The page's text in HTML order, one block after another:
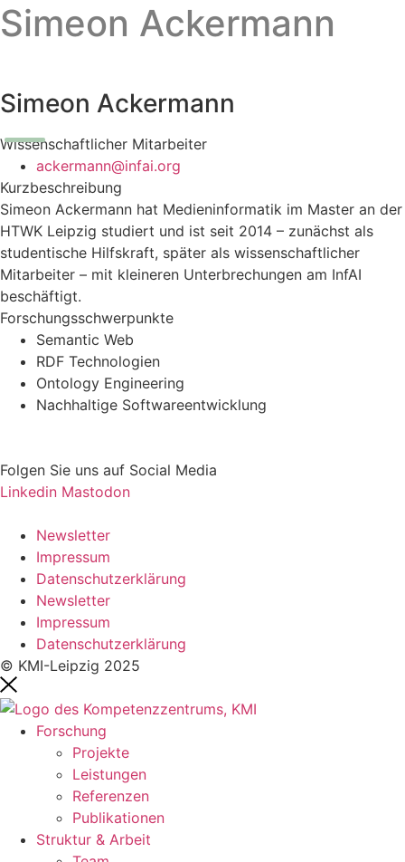
Simeon Ackermann
Simeon Ackermann
Wissenschaftlicher Mitarbeiter
ackermann@infai.org
Kurzbeschreibung
Simeon Ackermann hat Medieninformatik im Master an der
HTWK Leipzig studiert und ist seit 2014 – zunächst als
studentische Hilfskraft, später als wissenschaftlicher
Mitarbeiter – mit kleineren Unterbrechungen am InfAI
beschäftigt.
Forschungsschwerpunkte
Semantic Web
RDF Technologien
Ontology Engineering
Nachhaltige Softwareentwicklung
Folgen Sie uns auf Social Media
Linkedin Mastodon
Newsletter
Impressum
Datenschutzerklärung
Newsletter
Impressum
Datenschutzerklärung
© KMI-Leipzig 2025
Forschung
Projekte
Leistungen
Referenzen
Publikationen
Struktur & Arbeit